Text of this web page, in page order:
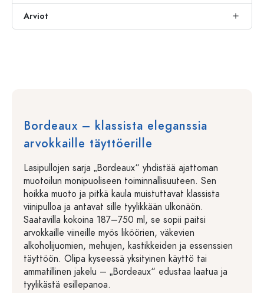
Arviot
Bordeaux – klassista eleganssia
arvokkaille täyttöerille
Lasipullojen sarja „Bordeaux“ yhdistää ajattoman
muotoilun monipuoliseen toiminnallisuuteen. Sen
hoikka muoto ja pitkä kaula muistuttavat klassista
viinipulloa ja antavat sille tyylikkään ulkonäön.
Saatavilla kokoina 187–750 ml, se sopii paitsi
arvokkaille viineille myös liköörien, väkevien
alkoholijuomien, mehujen, kastikkeiden ja essenssien
täyttöön. Olipa kyseessä yksityinen käyttö tai
ammatillinen jakelu – „Bordeaux“ edustaa laatua ja
tyylikästä esillepanoa.